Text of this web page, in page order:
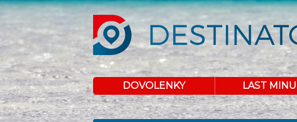
DOVOLENKY LAST